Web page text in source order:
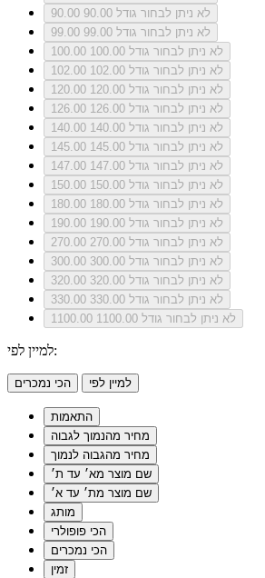
90.00
לא ניתן לבחור גודל 90.00
99.00
לא ניתן לבחור גודל 99.00
100.00
לא ניתן לבחור גודל 100.00
102.00
לא ניתן לבחור גודל 102.00
120.00
לא ניתן לבחור גודל 120.00
126.00
לא ניתן לבחור גודל 126.00
140.00
לא ניתן לבחור גודל 140.00
145.00
לא ניתן לבחור גודל 145.00
147.00
לא ניתן לבחור גודל 147.00
150.00
לא ניתן לבחור גודל 150.00
180.00
לא ניתן לבחור גודל 180.00
190.00
לא ניתן לבחור גודל 190.00
270.00
לא ניתן לבחור גודל 270.00
300.00
לא ניתן לבחור גודל 300.00
320.00
לא ניתן לבחור גודל 320.00
330.00
לא ניתן לבחור גודל 330.00
1100.00
לא ניתן לבחור גודל 1100.00
למיין לפי:
הכי נמכרים למיין לפי
התאמות
מחיר מהנמוך לגבוה
מחיר מהגבוה לנמוך
שם מוצר מא׳ עד ת׳
שם מוצר מת׳ עד א׳
מותג
הכי פופולרי
הכי נמכרים
זמין